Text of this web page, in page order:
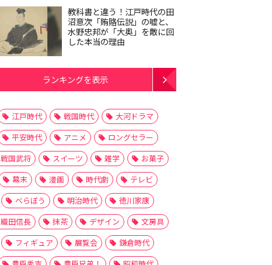
教科書と違う！江戸時代の田
沼意次「賄賂伝説」の嘘と、
水野忠邦が「大奥」を敵に回
した本当の理由
ランキングを表示
江戸時代 戦国時代
大河ドラマ
平安時代
アニメ
ロングセラー
戦国武将
スイーツ 雑学
お菓子
幕末
漫画 時代劇
テレビ
べらぼう
明治時代
徳川家康
織田信長
抹茶 デザイン
文房具
フィギュア
展覧会
鎌倉時代